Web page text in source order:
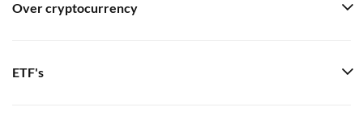
Over cryptocurrency
ETF's